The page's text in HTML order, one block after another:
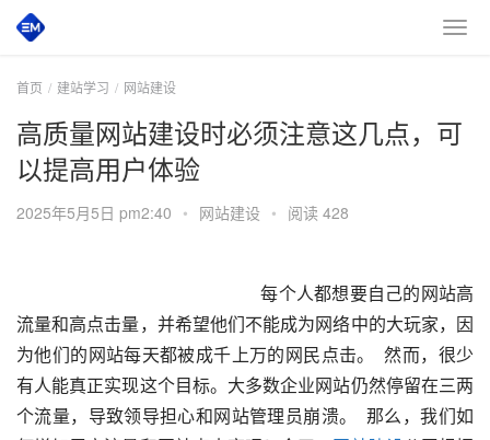
首页 建站学习 网站建设
高质量网站建设时必须注意这几点，可
以提高用户体验
2025年5月5日 pm2:40 • 网站建设 • 阅读 428
每个人都想要自己的网站高
流量和高点击量，并希望他们不能成为网络中的大玩家，因
为他们的网站每天都被成千上万的网民点击。  然而，很少
有人能真正实现这个目标。大多数企业网站仍然停留在三两
个流量，导致领导担心和网站管理员崩溃。  那么，我们如